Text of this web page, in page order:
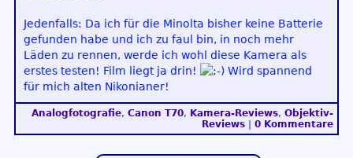
Jedenfalls: Da ich für die Minolta bisher keine Batterie
gefunden habe und ich zu faul bin, in noch mehr
Läden zu rennen, werde ich wohl diese Kamera als
erstes testen! Film liegt ja drin!
Wird spannend
für mich alten Nikonianer!
Analogfotografie, Canon T70, Kamera-Reviews, Objektiv-
Reviews
0 Kommentare